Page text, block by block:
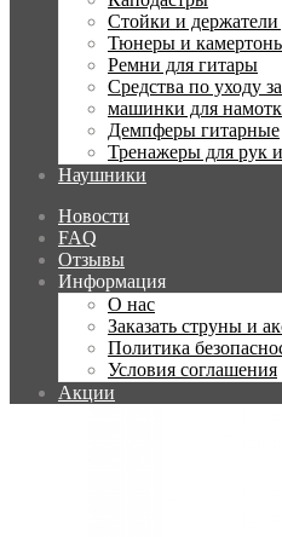
Стойки и держатели
Тюнеры и
Ремни для гитары
Средства по уходу
машинки для
Демпферы гитарные
Тренажеры для рук
Наушники
Новости
FAQ
Отзывы
Информация
О нас
Заказать струны и
Политика
Условия соглашения
Акции